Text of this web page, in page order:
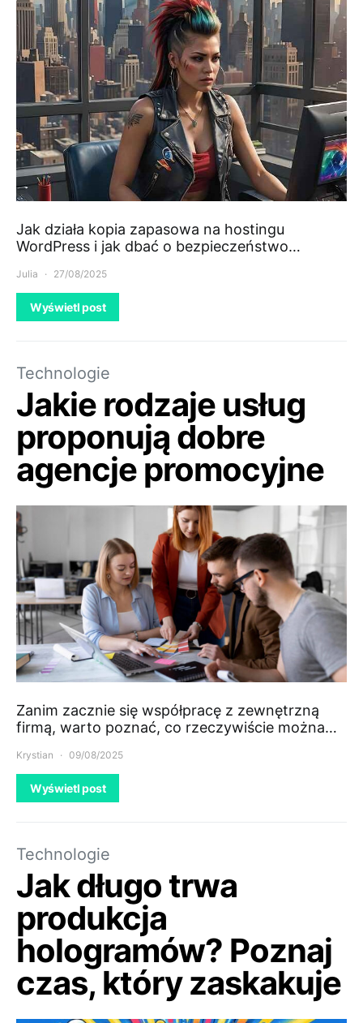
Jak działa kopia zapasowa na hostingu
WordPress i jak dbać o bezpieczeństwo…
Julia 27/08/2025
Wyświetl post
Technologie
Jakie rodzaje usług
proponują dobre
agencje promocyjne
Zanim zacznie się współpracę z zewnętrzną
firmą, warto poznać, co rzeczywiście można…
Krystian 09/08/2025
Wyświetl post
Technologie
Jak długo trwa
produkcja
hologramów? Poznaj
czas, który zaskakuje